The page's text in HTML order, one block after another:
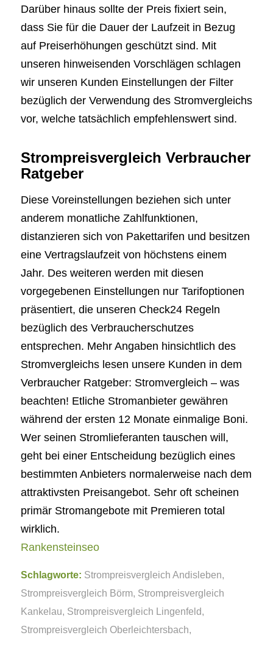
Darüber hinaus sollte der Preis fixiert sein,
dass Sie für die Dauer der Laufzeit in Bezug
auf Preiserhöhungen geschützt sind. Mit
unseren hinweisenden Vorschlägen schlagen
wir unseren Kunden Einstellungen der Filter
bezüglich der Verwendung des Stromvergleichs
vor, welche tatsächlich empfehlenswert sind.
Strompreisvergleich Verbraucher
Ratgeber
Diese Voreinstellungen beziehen sich unter
anderem monatliche Zahlfunktionen,
distanzieren sich von Pakettarifen und besitzen
eine Vertragslaufzeit von höchstens einem
Jahr. Des weiteren werden mit diesen
vorgegebenen Einstellungen nur Tarifoptionen
präsentiert, die unseren Check24 Regeln
bezüglich des Verbraucherschutzes
entsprechen. Mehr Angaben hinsichtlich des
Stromvergleichs lesen unsere Kunden in dem
Verbraucher Ratgeber: Stromvergleich – was
beachten! Etliche Stromanbieter gewähren
während der ersten 12 Monate einmalige Boni.
Wer seinen Stromlieferanten tauschen will,
geht bei einer Entscheidung bezüglich eines
bestimmten Anbieters normalerweise nach dem
attraktivsten Preisangebot. Sehr oft scheinen
primär Stromangebote mit Premieren total
wirklich.
Rankensteinseo
Schlagworte: Strompreisvergleich Andisleben,
Strompreisvergleich Börm, Strompreisvergleich
Kankelau, Strompreisvergleich Lingenfeld,
Strompreisvergleich Oberleichtersbach,